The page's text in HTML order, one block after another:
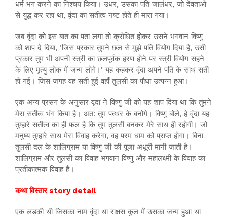
धर्म भंग करने का निश्चय किया। उधर, उसका पति जालंधर, जो देवताओं
से युद्ध कर रहा था, वृंदा का सतीत्व नष्ट होते ही मारा गया।
जब वृंदा को इस बात का पता लगा तो क्रोधित होकर उसने भगवान विष्णु
को शाप दे दिया, ‘जिस प्रकार तुमने छल से मुझे पति वियोग दिया है, उसी
प्रकार तुम भी अपनी स्त्री का छलपूर्वक हरण होने पर स्त्री वियोग सहने
के लिए मृत्यु लोक में जन्म लोगे।’ यह कहकर वृंदा अपने पति के साथ सती
हो गई। जिस जगह वह सती हुई वहाँ तुलसी का पौधा उत्पन्न हुआ।
एक अन्य प्रसंग के अनुसार वृंदा ने विष्णु जी को यह शाप दिया था कि तुमने
मेरा सतीत्व भंग किया है। अत: तुम पत्थर के बनोगे। विष्णु बोले, हे वृंदा यह
तुम्हारे सतीत्व का ही फल है कि तुम तुलसी बनकर मेरे साथ ही रहोगी। जो
मनुष्य तुम्हारे साथ मेरा विवाह करेगा, वह परम धाम को प्राप्त होगा। बिना
तुलसी दल के शालिग्राम या विष्णु जी की पूजा अधूरी मानी जाती है।
शालिग्राम और तुलसी का विवाह भगवान विष्णु और महालक्ष्मी के विवाह का
प्रतीकात्मक विवाह है।
कथा विस्तार story detail
एक लड़की थी जिसका नाम वृंदा था राक्षस कुल में उसका जन्म हुआ था